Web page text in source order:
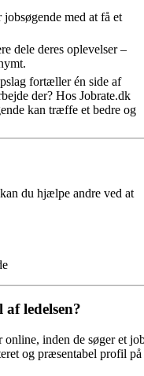
med at få et
dele deres oplevelser –
fortæller én side af
der? Hos Jobrate.dk
kan træffe et bedre og
du hjælpe andre ved at
ledelsen?
online, inden de søger et
og præsentabel profil på